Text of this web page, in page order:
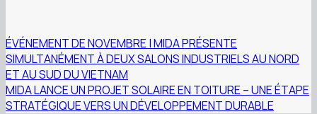
ÉVÉNEMENT DE NOVEMBRE | MIDA PRÉSENTE
SIMULTANÉMENT À DEUX SALONS INDUSTRIELS AU NORD
ET AU SUD DU VIETNAM
MIDA LANCE UN PROJET SOLAIRE EN TOITURE – UNE ÉTAPE
STRATÉGIQUE VERS UN DÉVELOPPEMENT DURABLE